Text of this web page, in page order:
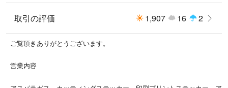
取引の評価 1,907 16 2
ご覧頂きありがとうございます。
営業内容